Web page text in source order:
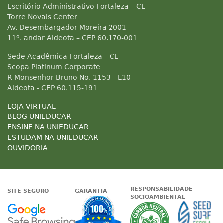
Escritório Administrativo Fortaleza – CE
Torre Novais Center
Av. Desembargador Moreira 2001 –
11º. andar Aldeota – CEP 60.170-001
Sede Acadêmica Fortaleza – CE
Scopa Platinum Corporate
R Monsenhor Bruno No. 1153 – L10 –
Aldeota - CEP 60.115-191
LOJA VIRTUAL
BLOG UNIEDUCAR
ENSINE NA UNIEDUCAR
ESTUDAM NA UNIEDUCAR
OUVIDORIA
SITE SEGURO
Google - Status do site no
GARANTIA
Garantia de
RESPONSABILIDADE
SOCIOAMBIENTAL
A